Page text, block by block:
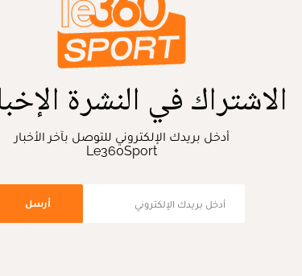
الاشتراك في النشرة
أدخل بريدك الإلكتروني للتوصل بآخر الأخبار
Le360Sport
أرسل